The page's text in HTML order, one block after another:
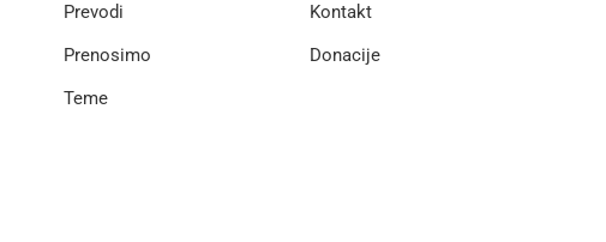
Prevodi
Prenosimo
Teme
Kontakt
Donacije